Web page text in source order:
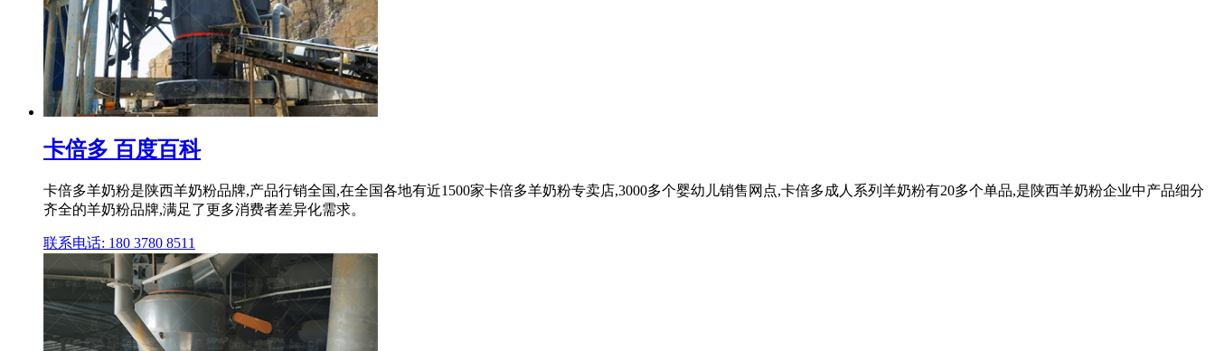
卡倍多 百度百科
卡倍多羊奶粉是陕西羊奶粉品牌,产品行销全国,在全国各地有近1500家卡倍多羊奶粉专卖店,3000多个婴幼儿销售网点,卡倍多成人系列羊奶粉有20多个单品,是陕西羊奶粉企业中产品细分
齐全的羊奶粉品牌,满足了更多消费者差异化需求。
联系电话: 180 3780 8511